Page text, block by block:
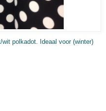
polkadot. Ideaal voor (winter)